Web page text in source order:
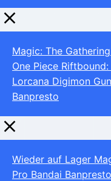
Magic: The Gathering
One Piece
Lorcana Digimon
Banpresto
Wieder auf Lager
Pro Bandai Banpresto